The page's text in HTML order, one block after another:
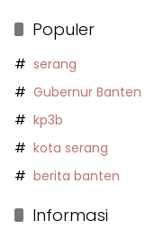
Populer
serang
Gubernur Banten
kp3b
kota serang
berita banten
Informasi